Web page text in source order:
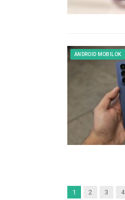
ANDROID MOBILOK
1 2 3 4